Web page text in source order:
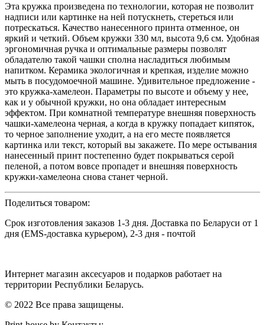
Эта кружка произведена по технологии, которая не позволит
надписи или картинке на ней потускнеть, стереться или
потрескаться. Качество нанесенного принта отменное, он
яркий и четкий. Объем кружки 330 мл, высота 9,6 см. Удобная
эргономичная ручка и оптимальные размеры позволят
обладателю такой чашки сполна насладиться любимым
напитком. Керамика экологичная и крепкая, изделие можно
мыть в посудомоечной машине. Удивительное предложение -
это кружка-хамелеон. Параметры по высоте и объему у нее,
как и у обычной кружки, но она обладает интересным
эффектом. При комнатной температуре внешняя поверхность
чашки-хамелеона черная, а когда в кружку попадает кипяток,
то черное заполнение уходит, а на его месте появляется
картинка или текст, который вы закажете. По мере остывания
нанесенный принт постепенно будет покрываться серой
пеленой, а потом вовсе пропадет и внешняя поверхность
кружки-хамелеона снова станет черной.
Поделиться товаром:
Срок изготовления заказов 1-3 дня. Доставка по Беларуси от 1
дня (EMS-доставка курьером), 2-3 дня - почтой
Интернет магазин аксесуаров и подарков работает на
территории Реcпублики Беларусь.
© 2022 Все права защищены.